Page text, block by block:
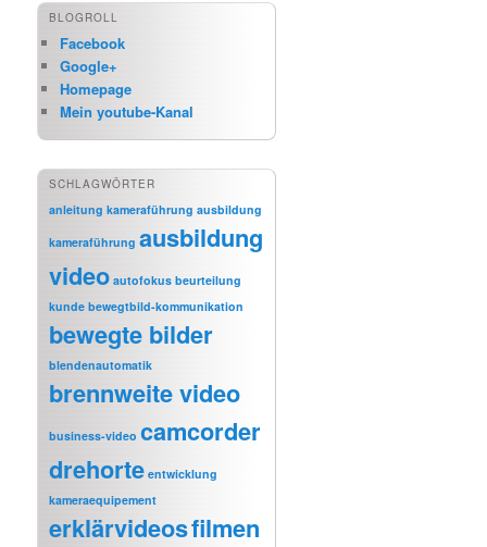
BLOGROLL
Facebook
Google+
Homepage
Mein youtube-Kanal
SCHLAGWÖRTER
anleitung kameraführung ausbildung
kameraführung ausbildung
video autofokus beurteilung
kunde bewegtbild-kommunikation
bewegte bilder
blendenautomatik
brennweite video
business-video camcorder
drehorte entwicklung
kameraequipement
erklärvideosfilmen